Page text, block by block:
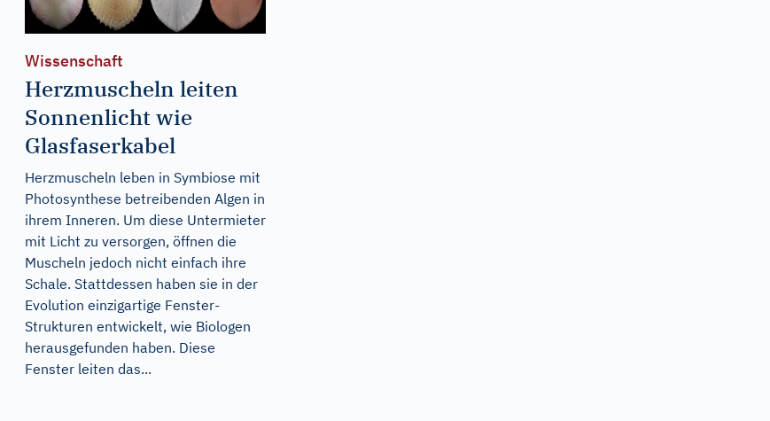
Wissenschaft
Herzmuscheln leiten
Sonnenlicht wie
Glasfaserkabel
Herzmuscheln leben in Symbiose mit
Photosynthese betreibenden Algen in
ihrem Inneren. Um diese Untermieter
mit Licht zu versorgen, öffnen die
Muscheln jedoch nicht einfach ihre
Schale. Stattdessen haben sie in der
Evolution einzigartige Fenster-
Strukturen entwickelt, wie Biologen
herausgefunden haben. Diese
Fenster leiten das...